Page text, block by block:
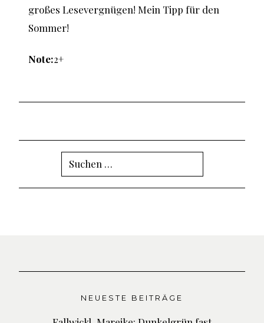
großes Lesevergnügen! Mein Tipp für den
Sommer!
Note:2+
Suchen
nach:
NEUESTE BEITRÄGE